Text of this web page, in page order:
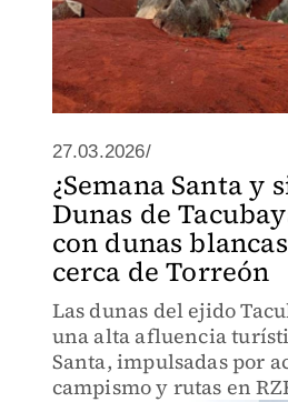
27.03.2026/
¿Semana Santa y
Dunas de
con dunas
cerca de Torreón
Las dunas del ejido
una alta afluencia
Santa, impulsadas por
campismo y rutas en